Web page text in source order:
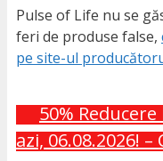
Pulse of Life nu se
feri de produse false,
pe site-ul
50%
azi, 06.08.2026!